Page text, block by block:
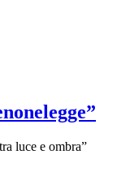
luce e ombra”